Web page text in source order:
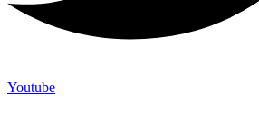
Youtube